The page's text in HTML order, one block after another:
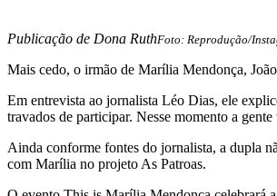
Publicação de Dona RuthFoto: Reprodução/
Mais cedo, o irmão de Marília Mendonça,
Em entrevista ao jornalista Léo Dias, ele
travados de participar. Nesse momento a
Ainda conforme fontes do jornalista, a dupla
com Marília no projeto As Patroas.